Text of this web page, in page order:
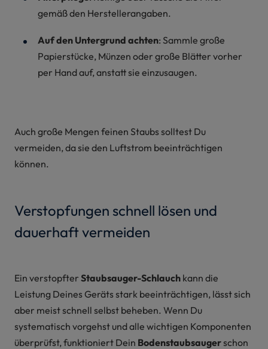
gemäß den Herstellerangaben.
Auf den Untergrund achten: Sammle große
Papierstücke, Münzen oder große Blätter vorher
per Hand auf, anstatt sie einzusaugen.
Auch große Mengen feinen Staubs solltest Du
vermeiden, da sie den Luftstrom beeinträchtigen
können.
Verstopfungen schnell lösen und
dauerhaft vermeiden
Ein verstopfter Staubsauger-Schlauch kann die
Leistung Deines Geräts stark beeinträchtigen, lässt sich
aber meist schnell selbst beheben. Wenn Du
systematisch vorgehst und alle wichtigen Komponenten
überprüfst, funktioniert Dein Bodenstaubsaugerschon